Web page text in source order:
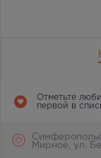
Отметьте
первой в
Мирное, ул.